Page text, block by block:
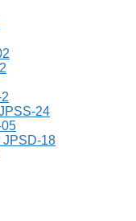
24
JPSD-18